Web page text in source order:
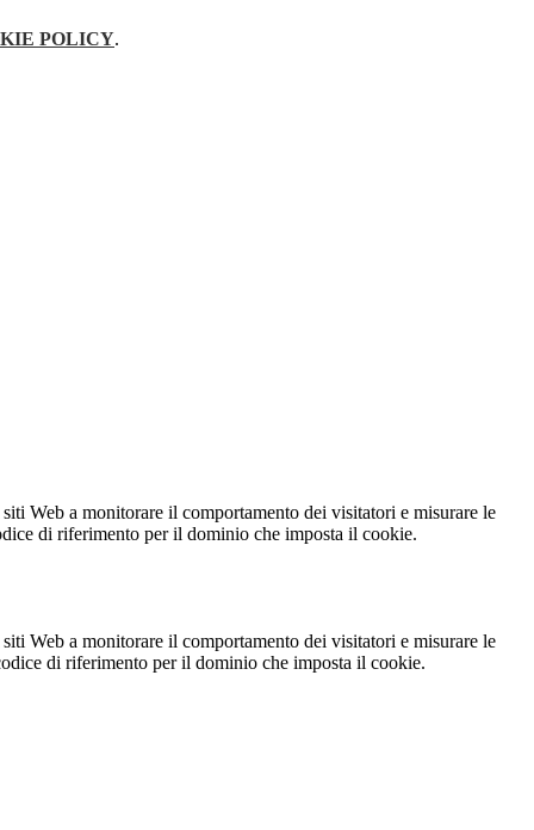
POLICY.
Web a monitorare il comportamento dei visitatori e misurare le
di riferimento per il dominio che imposta il cookie.
Web a monitorare il comportamento dei visitatori e misurare le
di riferimento per il dominio che imposta il cookie.